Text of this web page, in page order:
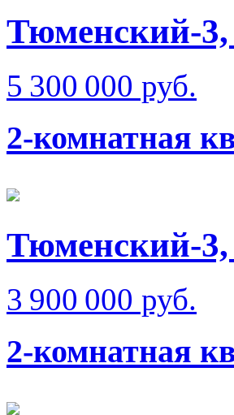
Тюменский-3,
5 300 000 руб.
2-комнатная
Тюменский-3,
3 900 000 руб.
2-комнатная